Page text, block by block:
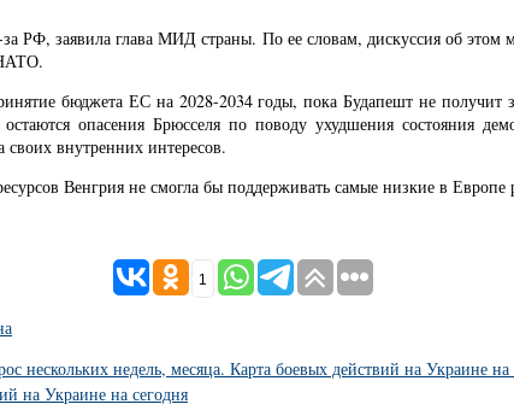
РФ, заявила глава МИД страны. По ее словам, дискуссия об
бюджета ЕС на 2028-2034 годы, пока Будапешт не
опасения Брюсселя по поводу ухудшения состояния
внутренних интересов.
Венгрия не смогла бы поддерживать самые низкие в
1
нескольких недель, месяца. Карта боевых действий на Украине на
на Украине на сегодня